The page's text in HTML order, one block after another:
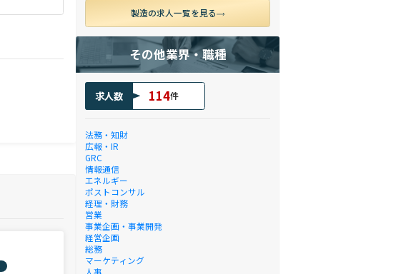
製造の求人一覧を見る
その他業界・職種
求人数 114件
法務・知財
広報・IR
GRC
情報通信
エネルギー
ポストコンサル
経理・財務
営業
事業企画・事業開発
経営企画
総務
マーケティング
人事